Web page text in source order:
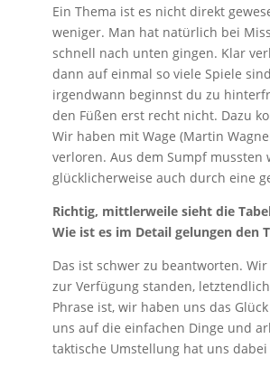
Ein Thema ist es nicht direkt
weniger. Man hat natürlich bei
schnell nach unten gingen. Klar
dann auf einmal so viele Spiele
irgendwann beginnst du zu
den Füßen erst recht nicht. Dazu
Wir haben mit Wage (Martin
verloren. Aus dem Sumpf
glücklicherweise auch durch eine
Richtig, mittlerweile sieht die
Wie ist es im Detail gelungen den
Das ist schwer zu beantworten.
zur Verfügung standen,
Phrase ist, wir haben uns das
uns auf die einfachen Dinge und
taktische Umstellung hat uns